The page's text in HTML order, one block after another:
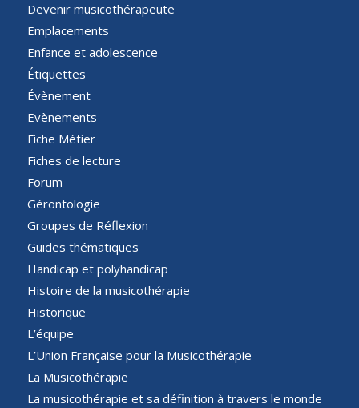
Devenir musicothérapeute
Emplacements
Enfance et adolescence
Étiquettes
Évènement
Evènements
Fiche Métier
Fiches de lecture
Forum
Gérontologie
Groupes de Réflexion
Guides thématiques
Handicap et polyhandicap
Histoire de la musicothérapie
Historique
L’équipe
L’Union Française pour la Musicothérapie
La Musicothérapie
La musicothérapie et sa définition à travers le monde